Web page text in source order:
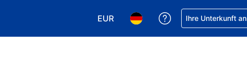
EUR
Wählen Sie Ihre Währung. Ihre
Wählen Sie Ihre Sprache.
Hilfe bei Ihrer
Ihre Unterkunft